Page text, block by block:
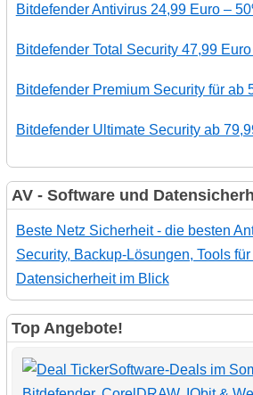
Bitdefender Antivirus 24,99 Euro –
Bitdefender Total Security 47,99
Bitdefender Premium Security für ab
Bitdefender Ultimate Security ab
AV - Software und
Beste Netz Sicherheit - die besten
Security, Backup-Lösungen, Tools
Datensicherheit im Blick
Top Angebote!
Software-Deals im